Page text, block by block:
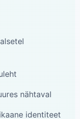
nähtaval
identiteet